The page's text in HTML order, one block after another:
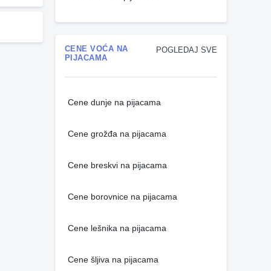
POGLEDAJ SVE
CENE VOĆA NA
PIJACAMA
Cene dunje na pijacama
Cene grožđa na pijacama
Cene breskvi na pijacama
Cene borovnice na pijacama
Cene lešnika na pijacama
Cene šljiva na pijacama